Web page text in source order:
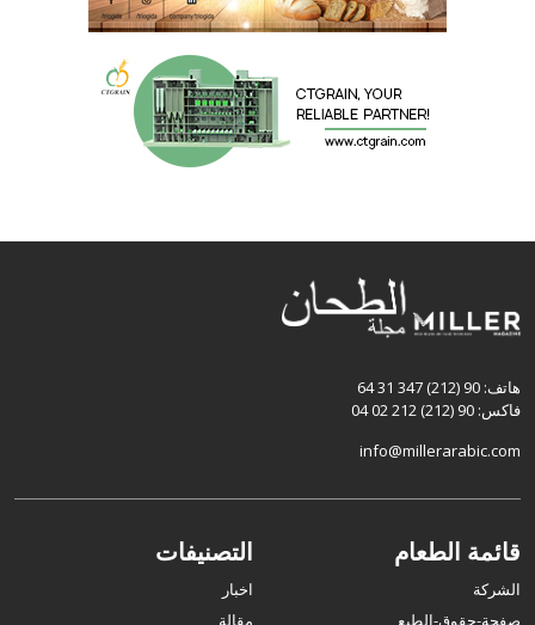
هاتف: 90 (212) 347 31 64
فاكس: 90 (212) 212 02 04
info@millerarabic.com
قائمة الطعام
الشركة
صفحة-حقوق-الطبع
التصنيفات
اخبار
مقالة